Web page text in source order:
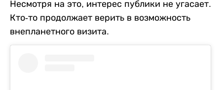
Несмотря на это, интерес публики не угасает.
Кто-то продолжает верить в возможность
внепланетного визита.